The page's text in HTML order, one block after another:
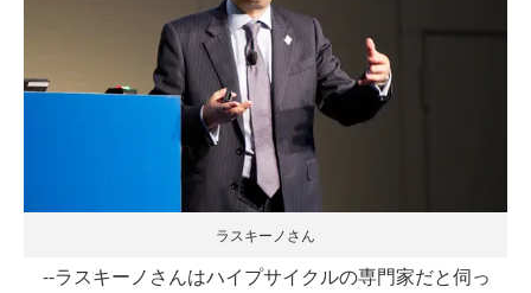
ラスキーノさん
--ラスキーノさんはハイプサイクルの専門家だと伺っ